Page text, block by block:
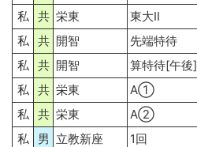
私
共 栄東 東大II
私
共 開智 先端特待
私
共 開智 算特待[午後]
私
共 栄東 A①
私
共 栄東 A②
私
男 立教新座 1回